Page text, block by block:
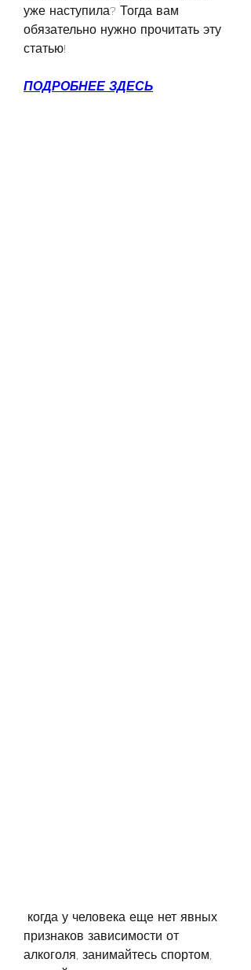
уже наступила? Тогда вам
обязательно нужно прочитать эту
статью!
ПОДРОБНЕЕ ЗДЕСЬ
признаков зависимости от
алкоголя, занимайтесь спортом,